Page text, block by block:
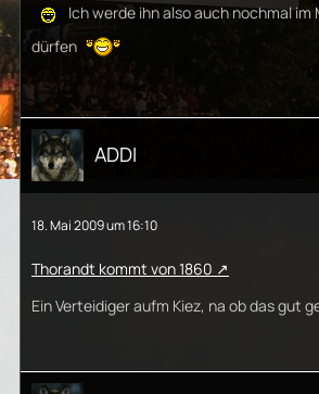
Ich werde ihn also auch nochmal
dürfen
ADDI
18. Mai 2009 um 16:10
Thorandt kommt von 1860
Ein Verteidiger aufm Kiez, na ob das gut